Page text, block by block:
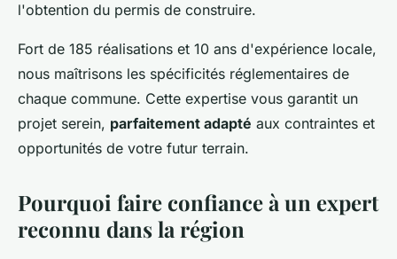
l'obtention du permis de construire.
Fort de 185 réalisations et 10 ans d'expérience locale,
nous maîtrisons les spécificités réglementaires de
chaque commune. Cette expertise vous garantit un
projet serein, parfaitement adapté aux contraintes et
opportunités de votre futur terrain.
Pourquoi faire confiance à un expert
reconnu dans la région